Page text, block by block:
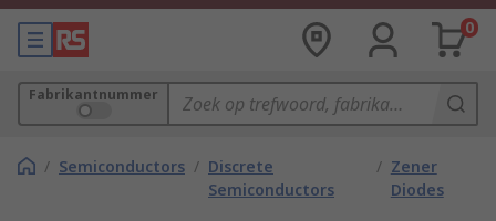
0
Fabrikantnummer
/ Semiconductors / Discrete
Semiconductors
/ Zener
Diodes